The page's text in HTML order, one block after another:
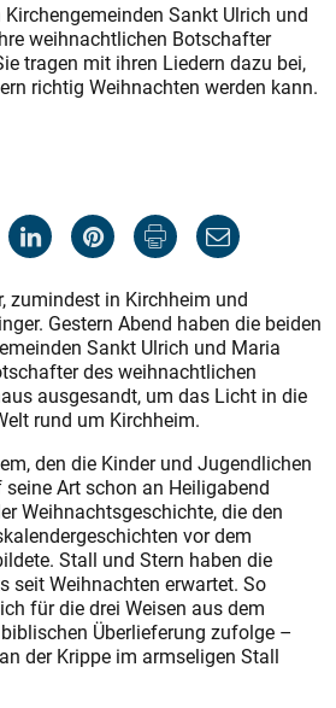
Sankt Ulrich und
weihnachtlichen Botschafter
tragen mit ihren Liedern dazu bei,
richtig Weihnachten werden kann.
zumindest in Kirchheim und
Gestern Abend haben die beiden
Sankt Ulrich und Maria
des weihnachtlichen
ausgesandt, um das Licht in die
rund um Kirchheim.
den die Kinder und Jugendlichen
Art schon an Heiligabend
Weihnachtsgeschichte, die den
vor dem
Stall und Stern haben die
seit Weihnachten erwartet. So
für die drei Weisen aus dem
Überlieferung zufolge –
der Krippe im armseligen Stall